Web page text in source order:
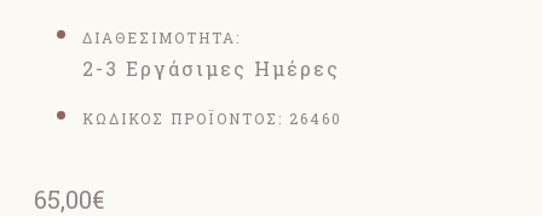
ΔΙΑΘΕΣΙΜΟΤΗΤΑ:
2-3 Εργάσιμες Ημέρες
ΚΩΔΙΚΟΣ ΠΡΟΪΟΝΤΟΣ: 26460
65,00€